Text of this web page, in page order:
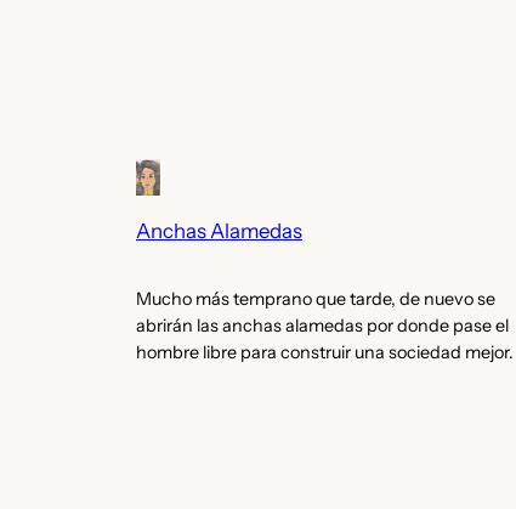
Anchas Alamedas
Mucho más temprano que tarde, de nuevo se
abrirán las anchas alamedas por donde pase el
hombre libre para construir una sociedad mejor.